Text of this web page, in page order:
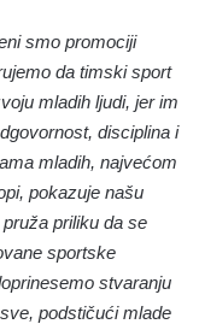
smo promociji
da timski sport
mladih ljudi, jer im
disciplina i
mladih, najvećom
pokazuje našu
priliku da se
sportske
stvaranju
podstičući mlade